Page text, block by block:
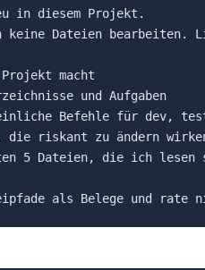
in diesem Projekt.
keine Dateien bearbeiten.
5 Dateien, die ich lesen